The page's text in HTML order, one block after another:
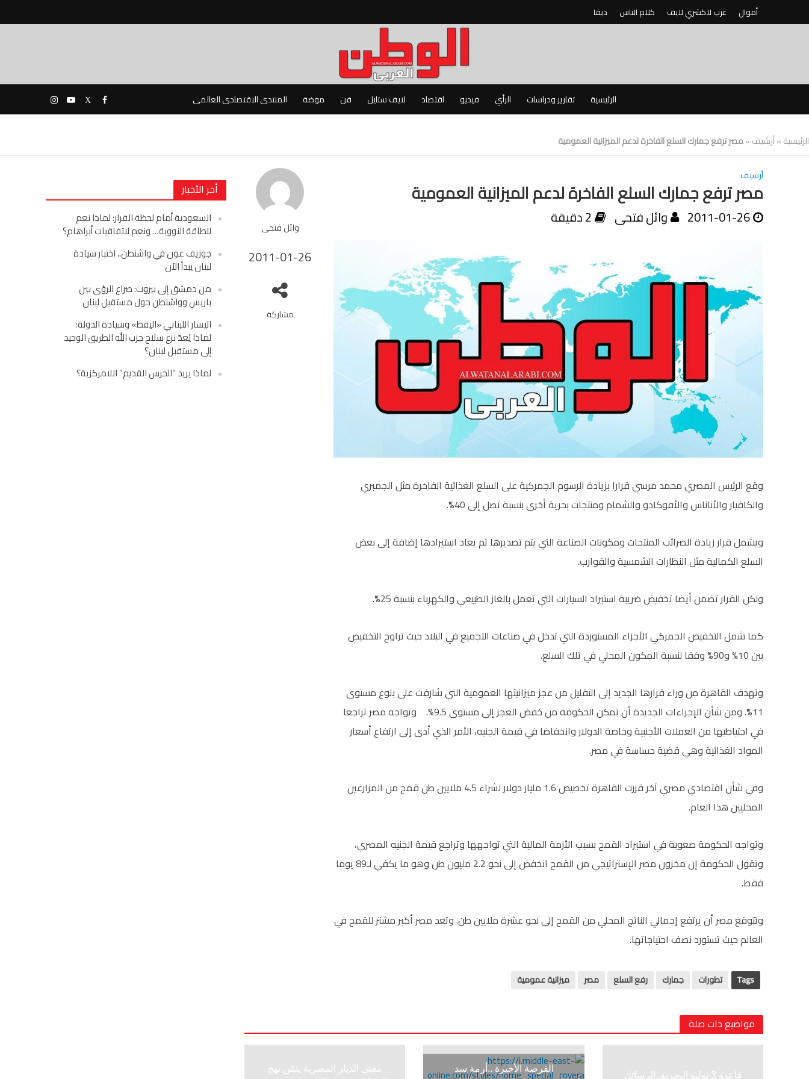
أموال عرب لاكشري لايف كلام الناس ديفا
الرئيسية تقارير ودراسات الرأي فيديو اقتصاد لايف ستايل فن موضة المنتدى الاقتصادى العالمى
الرئيسية»أرشيف»مصر ترفع جمارك السلع الفاخرة لدعم الميزانية العمومية
أخر الأخبار
السعودية أمام لحظة القرار: لماذا نعم
للطاقة النووية… ونعم لاتفاقيات أبراهام؟
جوزيف عون في واشنطن.. اختبار سيادة
لبنان يبدأ الآن
من دمشق إلى بيروت: صراع الرؤى بين
باريس وواشنطن حول مستقبل لبنان
اليسار اللبناني «اليقظ» وسيادة الدولة:
لماذا يُعدّ نزع سلاح حزب الله الطريق الوحيد
إلى مستقبل لبنان؟
لماذا يريد “الحرس القديم” اللامركزية؟
وائل فتحى
2011-01-26
مشاركة
أرشيف
مصر ترفع جمارك السلع الفاخرة لدعم الميزانية العمومية
2011-01-26 وائل فتحى 2 دقيقة
وقع الرئيس المصري محمد مرسي قرارا بزيادة الرسوم الجمركية على السلع الغذائية الفاخرة مثل الجمبري
والكافيار والأناناس والأفوكادو والشمام ومنتجات بحرية أخرى بنسبة تصل إلى 40%.
ويشمل قرار زيادة الضرائب المنتجات ومكونات الصناعة التي يتم تصديرها ثم يعاد استيرادها إضافة إلى بعض
السلع الكمالية مثل النظارات الشمسية والقوارب.
ولكن القرار تضمن أيضا تخفيض ضريبة استيراد السيارات التي تعمل بالغاز الطبيعي والكهرباء بنسبة 25%.
كما شمل التخفيض الجمركي الأجزاء المستوردة التي تدخل في صناعات التجميع في البلاد حيث تراوح التخفيض
بين 10% و90% وفقا لنسبة المكون المحلي في تلك السلع.
وتهدف القاهرة من وراء قرارها الجديد إلى التقليل من عجز ميزانيتها العمومية التي شارفت على بلوغ مستوى
11%. ومن شأن الإجراءات الجديدة أن تمكن الحكومة من خفض العجز إلى مستوى 9.5%. وتواجه مصر تراجعا
في احتياطيها من العملات الأجنبية وخاصة الدولار وانخفاضا في قيمة الجنيه، الأمر الذي أدى إلى ارتفاع أسعار
المواد الغذائية وهي قضية حساسة في مصر.
وفي شأن اقتصادي مصري آخر قررت القاهرة تخصيص 1.6 مليار دولار لشراء 4.5 ملايين طن قمح من المزارعين
المحليين هذا العام.
وتواجه الحكومة صعوبة في استيراد القمح بسبب الأزمة المالية التي تواجهها وتراجع قيمة الجنيه المصري،
وتقول الحكومة إن مخزون مصر الإستراتيجي من القمح انخفض إلى نحو 2.2 مليون طن وهو ما يكفي لـ89 يوما
فقط.
وتتوقع مصر أن يرتفع إجمالي الناتج المحلي من القمح إلى نحو عشرة ملايين طن. وتعد مصر أكبر مشتر للقمح في
العالم حيث تستورد نصف احتياجاتها.
Tags تطورات جمارك رفع السلع مصر ميزانية عمومية
مواضيع ذات صلة
قاعدة 3 يوليو البحرية..الرسائل
الفرصة الأخيرة ..أزمة سد
مفتي الديار المصرية يثمّن نهج